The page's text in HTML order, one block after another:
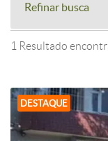
Refinar busca
1 Resultado
DESTAQUE